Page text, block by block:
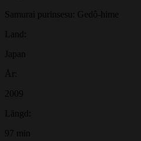
Samurai purinsesu: Gedô-hime
Land:
Japan
År:
2009
Längd:
97 min